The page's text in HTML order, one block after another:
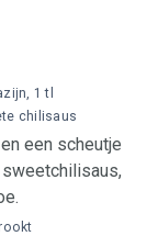
een scheutje
1 tl
chilisaus